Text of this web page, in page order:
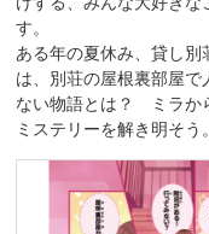
す。
ある年の夏休み、貸し
は、別荘の屋根裏部屋
ない物語とは？ ミラか
ミステリーを解き明そう。